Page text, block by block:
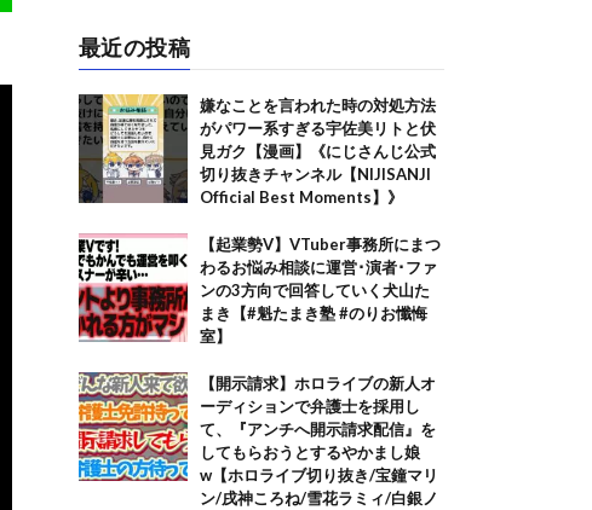
最近の投稿
嫌なことを言われた時の対処方法
がパワー系すぎる宇佐美リトと伏
見ガク【漫画】《にじさんじ公式
切り抜きチャンネル【NIJISANJI
Official Best Moments】》
【起業勢V】VTuber事務所にまつ
わるお悩み相談に運営･演者･ファ
ンの3方向で回答していく犬山た
まき【#魁たまき塾 #のりお懺悔
室】
【開示請求】ホロライブの新人オ
ーディションで弁護士を採用し
て、『アンチへ開示請求配信』を
してもらおうとするやかまし娘
w【ホロライブ切り抜き/宝鐘マリ
ン/戌神ころね/雪花ラミィ/白銀ノ